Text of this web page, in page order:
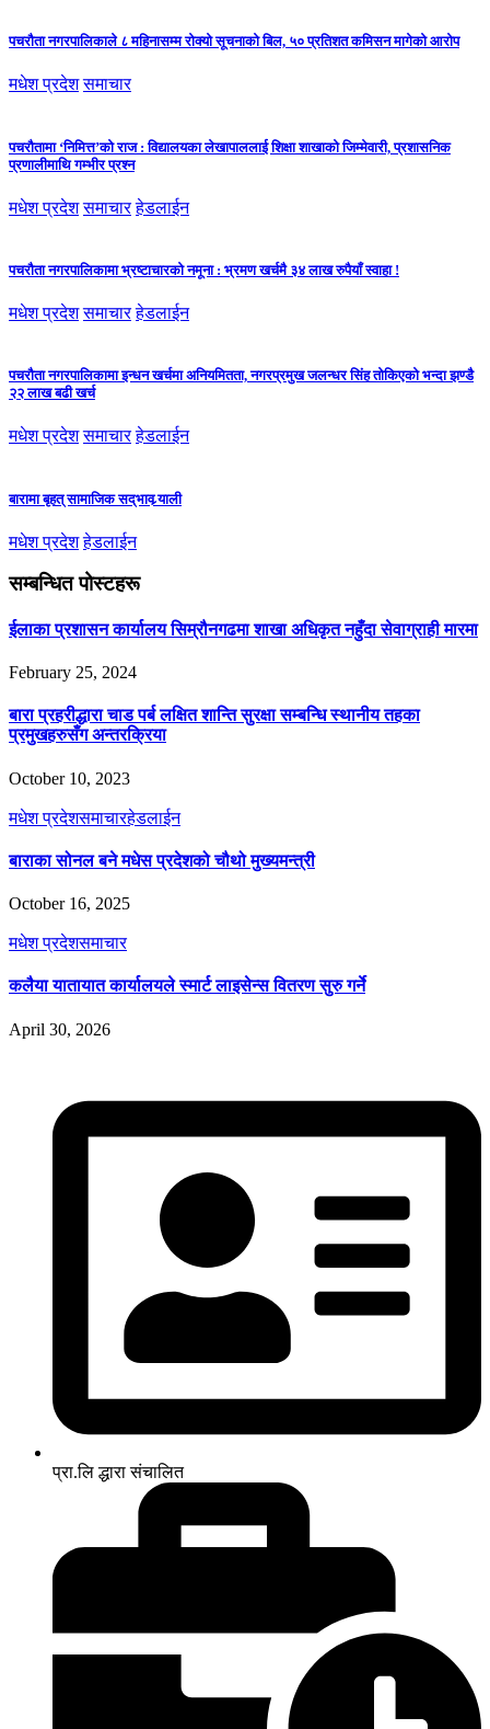
पचरौता नगरपालिकाले ८ महिनासम्म रोक्यो सूचनाको बिल, ५० प्रतिशत कमिसन मागेको आरोप
मधेश प्रदेश समाचार
पचरौतामा ‘निमित्त’को राज : विद्यालयका लेखापाललाई शिक्षा शाखाको जिम्मेवारी, प्रशासनिक
प्रणालीमाथि गम्भीर प्रश्न
मधेश प्रदेश समाचार हेडलाईन
पचरौता नगरपालिकामा भ्रष्टाचारको नमूना : भ्रमण खर्चमै ३४ लाख रुपैयाँ स्वाहा !
मधेश प्रदेश समाचार हेडलाईन
पचरौता नगरपालिकामा इन्धन खर्चमा अनियमितता, नगरप्रमुख जलन्धर सिंह तोकिएको भन्दा झण्डै
२२ लाख बढी खर्च
मधेश प्रदेश समाचार हेडलाईन
बारामा बृहत् सामाजिक सद्‌भाव र्‍याली
मधेश प्रदेश हेडलाईन
सम्बन्धित पोस्टहरू
ईलाका प्रशासन कार्यालय सिम्रौनगढमा शाखा अधिकृत नहुँदा सेवाग्राही मारमा
February 25, 2024
बारा प्रहरीद्धारा चाड पर्ब लक्षित शान्ति सुरक्षा सम्बन्धि स्थानीय तहका
प्रमुखहरुसँग अन्तरक्रिया
October 10, 2023
मधेश प्रदेशसमाचारहेडलाईन
बाराका सोनल बने मधेस प्रदेशको चौथो मुख्यमन्त्री
October 16, 2025
मधेश प्रदेशसमाचार
कलैया यातायात कार्यालयले स्मार्ट लाइसेन्स वितरण सुरु गर्ने
April 30, 2026
प्रा.लि द्धारा संचालित